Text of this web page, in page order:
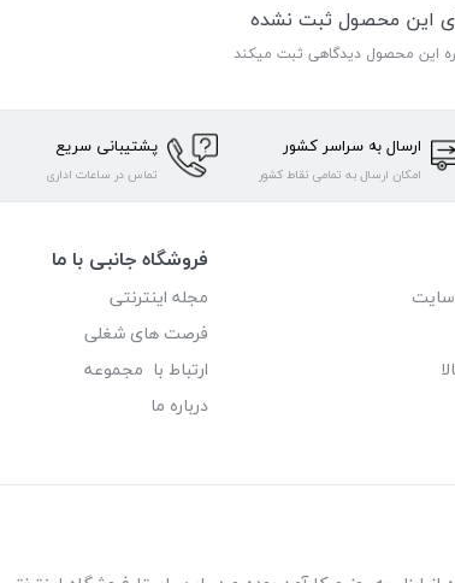
این محصول ثبت نشده
این محصول دیدگاهی ثبت میکند
ارسال به سراسر کشور
امکان ارسال به تمامی نقاط کشور
پشتیبانی سریع
تماس در ساعات اداری
سایت
فروشگاه جانبی با ما
مجله اینترنتی
فرصت های شغلی
ارتباط با مجموعه
درباره ما